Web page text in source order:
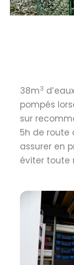
38m3
pompés
sur
5h de route
assurer en
éviter toute